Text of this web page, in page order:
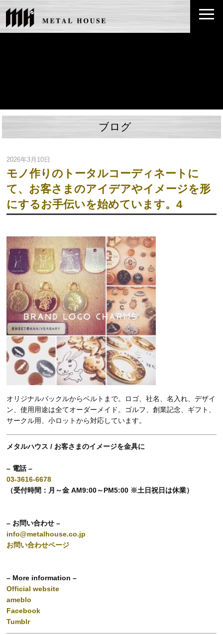
ブログ
2026年3月10日
モノ作りのトータルコーディネートに
て、お客さまのアイデアやイメージを形
にするお手伝いを始めています。4
オリジナルバックルからベルトまで。ロゴ、社名、名入れ、デザイ
ン、使用用途は全てオーダーメイド。ゴルフ、創業記念、ギフト、
サークル用、小ロットから対応しています。
メタルハウス / お客さまのイメージを金具に
– 電話 –
03-3616-6678
（受付時間：月～金 AM9:00～PM5:00 ※土日祝日は休業）
– お問い合わせ –
info@metalhouse.co.jp
お問い合わせページ
– More information –
Official website
ameblo
Facebook
Tumblr